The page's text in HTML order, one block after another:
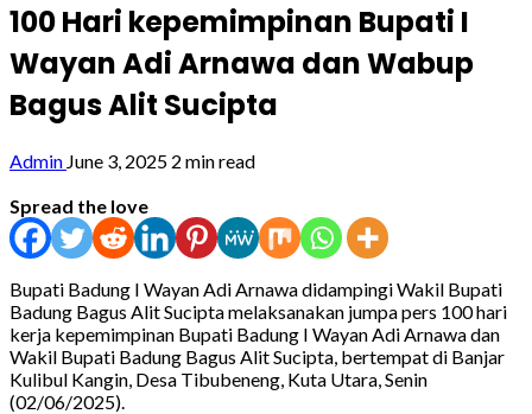
100 Hari kepemimpinan Bupati I
Wayan Adi Arnawa dan Wabup
Bagus Alit Sucipta
Admin June 3, 2025 2 min read
Spread the love
Bupati Badung I Wayan Adi Arnawa didampingi Wakil Bupati
Badung Bagus Alit Sucipta melaksanakan jumpa pers 100 hari
kerja kepemimpinan Bupati Badung I Wayan Adi Arnawa dan
Wakil Bupati Badung Bagus Alit Sucipta, bertempat di Banjar
Kulibul Kangin, Desa Tibubeneng, Kuta Utara, Senin
(02/06/2025).